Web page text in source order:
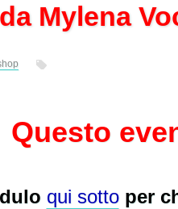
Mylena
Questo
qui sottoper